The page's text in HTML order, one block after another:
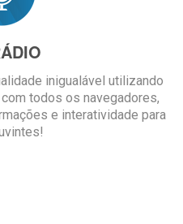
inigualável utilizando
todos os navegadores,
e interatividade para